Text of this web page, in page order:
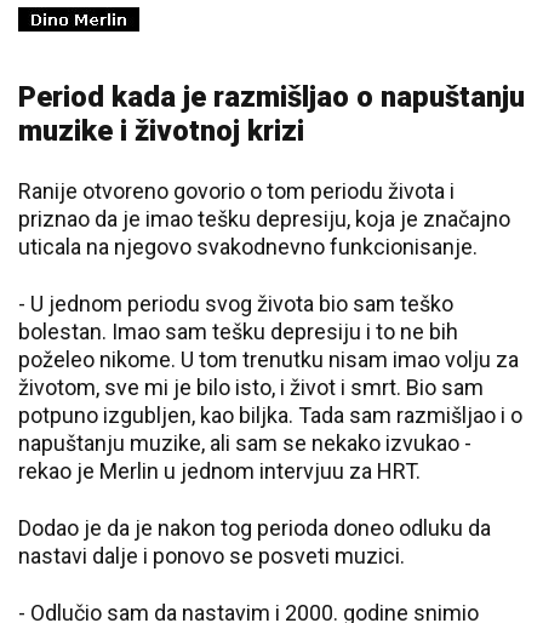
Period kada je razmišljao o napuštanju
muzike i životnoj krizi
Ranije otvoreno govorio o tom periodu života i
priznao da je imao tešku depresiju, koja je značajno
uticala na njegovo svakodnevno funkcionisanje.
- U jednom periodu svog života bio sam teško
bolestan. Imao sam tešku depresiju i to ne bih
poželeo nikome. U tom trenutku nisam imao volju za
životom, sve mi je bilo isto, i život i smrt. Bio sam
potpuno izgubljen, kao biljka. Tada sam razmišljao i o
napuštanju muzike, ali sam se nekako izvukao -
rekao je Merlin u jednom intervjuu za HRT.
Dodao je da je nakon tog perioda doneo odluku da
nastavi dalje i ponovo se posveti muzici.
- Odlučio sam da nastavim i 2000. godine snimio